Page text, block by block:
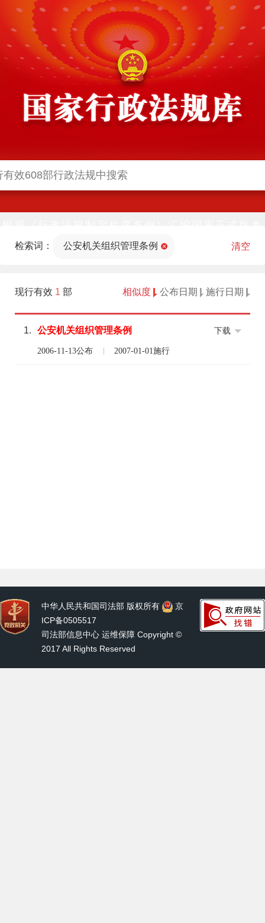
法部官网)同步公布
检索词： 公安机关组织管理条例 清空
现行有效 1 部 相似度 公布日期 施行日期
1. 公安机关组织管理条例
2006-11-13公布 2007-01-01施行
下载
中华人民共和国司法部 版权所有
京
ICP备0505517
司法部信息中心 运维保障 Copyright ©
2017 All Rights Reserved